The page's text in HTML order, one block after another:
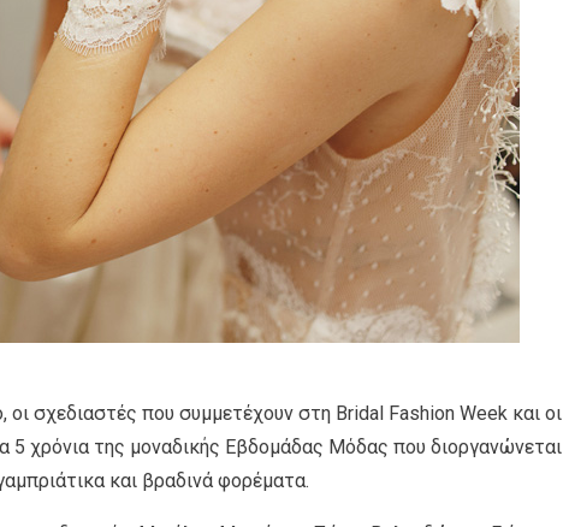
οι σχεδιαστές που συμμετέχουν στη Bridal Fashion Week και οι
5 χρόνια της μοναδικής Εβδομάδας Μόδας που διοργανώνεται
και βραδινά φορέματα.